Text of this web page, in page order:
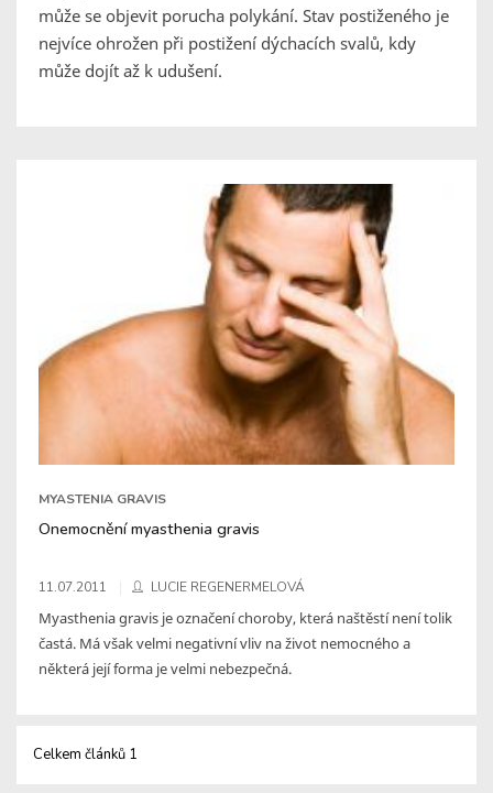
může se objevit porucha polykání. Stav postiženého je
nejvíce ohrožen při postižení dýchacích svalů, kdy
může dojít až k udušení.
MYASTENIA GRAVIS
Onemocnění myasthenia gravis
11.07.2011 LUCIE REGENERMELOVÁ
Myasthenia gravis je označení choroby, která naštěstí není tolik
častá. Má však velmi negativní vliv na život nemocného a
některá její forma je velmi nebezpečná.
Celkem článků 1